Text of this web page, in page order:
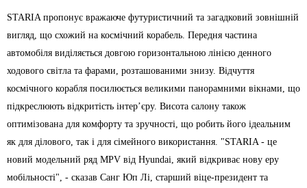
STARIA пропонує вражаюче футуристичний та загадковий зовнішній
вигляд, що схожий на космічний корабель. Передня частина
автомобіля виділяється довгою горизонтальною лінією денного
ходового світла та фарами, розташованими знизу. Відчуття
космічного корабля посилюється великими панорамними вікнами, що
підкреслюють відкритість інтер’єру. Висота салону також
оптимізована для комфорту та зручності, що робить його ідеальним
як для ділового, так і для сімейного використання. "STARIA - це
новий модельний ряд MPV від Hyundai, який відкриває нову еру
мобільності", - сказав Санг Юп Лі, старший віце-президент та